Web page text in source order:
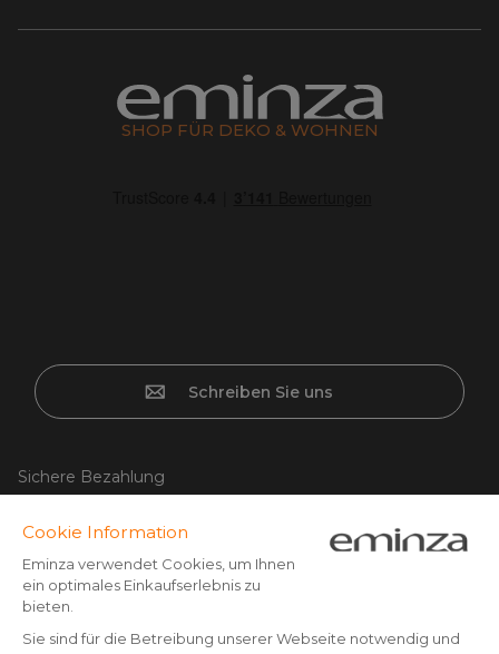
SHOP FÜR DEKO & WOHNEN
Schreiben Sie uns
Sichere Bezahlung
Kreditkarte, PayPal, Banküberweisung (Vorkasse) ab CHF